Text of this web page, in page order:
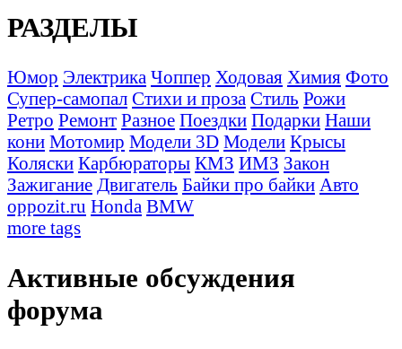
РАЗДЕЛЫ
Юмор Электрика Чоппер Ходовая Химия Фото
Супер-самопал Стихи и проза Стиль Рожи
Ретро Ремонт Разное Поездки Подарки Наши
кони Мотомир Модели 3D Модели Крысы
Коляски Карбюраторы КМЗ ИМЗ Закон
Зажигание Двигатель Байки про байки Авто
oppozit.ru Honda BMW
more tags
Активные обсуждения
форума